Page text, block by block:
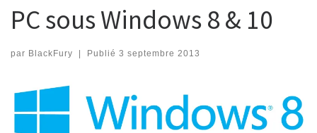
PC sous Windows 8 & 10
par BlackFury | Publié 3 septembre 2013